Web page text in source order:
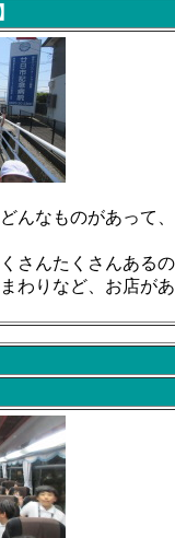
んなものがあって
さんたくさんある
わりなど、お店が